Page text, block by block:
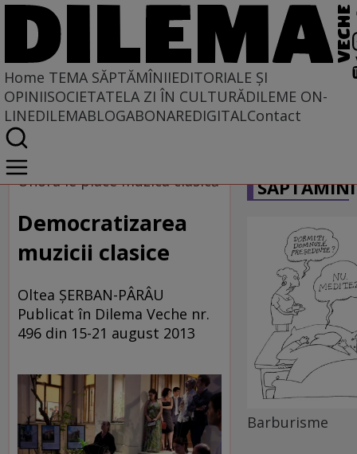
Home TEMA SĂPTĂMÎNIIEDITORIALE ȘI
OPINIISOCIETATELA ZI ÎN CULTURĂDILEME ON-
LINEDILEMABLOGABONAREDIGITALContact
Home
Tema săptămînii
Unora le place muzica clasică
Democratizarea
muzicii clasice
Oltea ŞERBAN-PÂRÂU
Publicat în Dilema Veche nr.
496 din 15-21 august 2013
Barburisme